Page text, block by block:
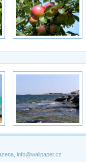
info@wallpaper.cz